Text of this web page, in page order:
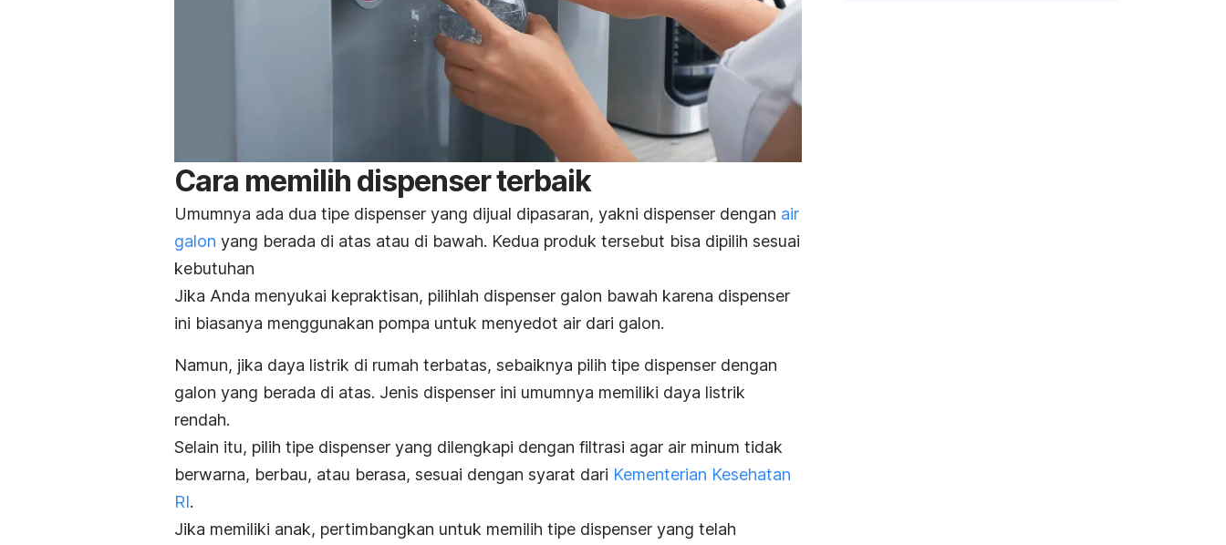
Cara memilih dispenser terbaik
Umumnya ada dua tipe dispenser yang dijual dipasaran, yakni dispenser dengan air
galon yang berada di atas atau di bawah. Kedua produk tersebut bisa dipilih sesuai
kebutuhan
Jika Anda menyukai kepraktisan, pilihlah dispenser galon bawah karena dispenser
ini biasanya menggunakan pompa untuk menyedot air dari galon.
Namun, jika daya listrik di rumah terbatas, sebaiknya pilih tipe dispenser dengan
galon yang berada di atas. Jenis dispenser ini umumnya memiliki daya listrik
rendah.
Selain itu, pilih tipe dispenser yang dilengkapi dengan filtrasi agar air minum tidak
berwarna, berbau, atau berasa, sesuai dengan syarat dari Kementerian Kesehatan
RI.
Jika memiliki anak, pertimbangkan untuk memilih tipe dispenser yang telah